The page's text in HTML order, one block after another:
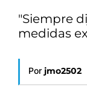
"Siempre
medidas
Por jmo2502